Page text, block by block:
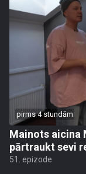
pirms 4 stundām
Mainots aicina
pārtraukt sevi
51. epizode